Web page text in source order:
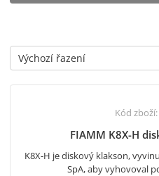
Kód zboží:
FIAMM K8X-H
K8X-H je diskový klakson,
SpA, aby vyhovoval